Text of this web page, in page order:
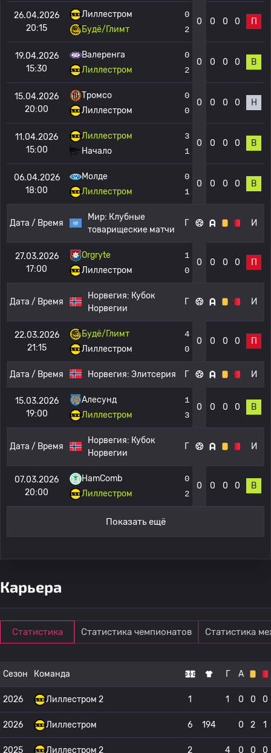
26.04.2026
20:15
Лиллестром
Будё/Глимт
0
2
0 0 0 0 П
19.04.2026
15:30
Валеренга
Лиллестром
0
2
0 0 0 0 В
15.04.2026
20:00
Тромсо
Лиллестром
0
0
0 0 0 0 Н
11.04.2026
15:00
Лиллестром
Начало
3
1
0 0 0 0 В
06.04.2026
18:00
Молде
Лиллестром
0
1
0 0 0 0 В
Дата / Время
Мир: Клубные
товарищеские матчи
Г И
27.03.2026
17:00
Orgryte
Лиллестром
1
0
0 0 0 0 П
Дата / Время
Норвегия: Кубок
Норвегии
Г И
22.03.2026
21:15
Будё/Глимт
Лиллестром
4
0
0 0 0 0 П
Дата / Время Норвегия: Элитсерия Г И
15.03.2026
19:00
Алесунд
Лиллестром
1
3
0 0 0 0 В
Дата / Время
Норвегия: Кубок
Норвегии
Г И
07.03.2026
20:00
HamComb
Лиллестром
0
2
0 0 0 0 В
Показать ещё
Карьера
Статистика Статистика чемпионатов Статистика
Сезон Команда Г А
2026 Лиллестром 2 1 1 0 0 0
2026 Лиллестром 6 194 0 2 1
2025 Лиллестром 2 2 4 0 0 0